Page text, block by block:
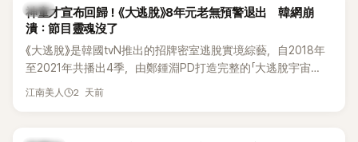
鎮》，邀請同時兼顧工作與育兒的演藝圈代表「媽媽群」——李智
惠、李賢怡、李恩亨，以第13位「My Star」身分登場，分享最真
實的生活日常。 節目一開始，李瑞鎮 率先與李智惠會合，兩人
邊搭車邊聊天，氣氛輕鬆。聊到最近的新聞，李瑞鎮突然直球
發問：「妳不是上新聞了？說妳去做整形？是人中縮短手術嗎？」
韓星
神童才宣布回歸！《大逃脫》8年元老無預警退出 韓網崩
潰：節目靈魂沒了
《大逃脫》是韓國tvN推出的招牌密室逃脫實境綜藝，自2018年
至2021年共播出4季，由鄭鍾淵PD打造完整的「大逃脫宇宙
（DTCU）」，憑藉燒腦劇情、電影級場景與龐大世界觀，累積
江南美人 2 天前